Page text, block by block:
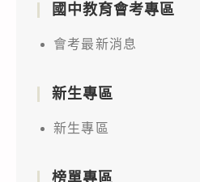
國中教育會考專區
會考最新消息
新生專區
新生專區
榜單專區